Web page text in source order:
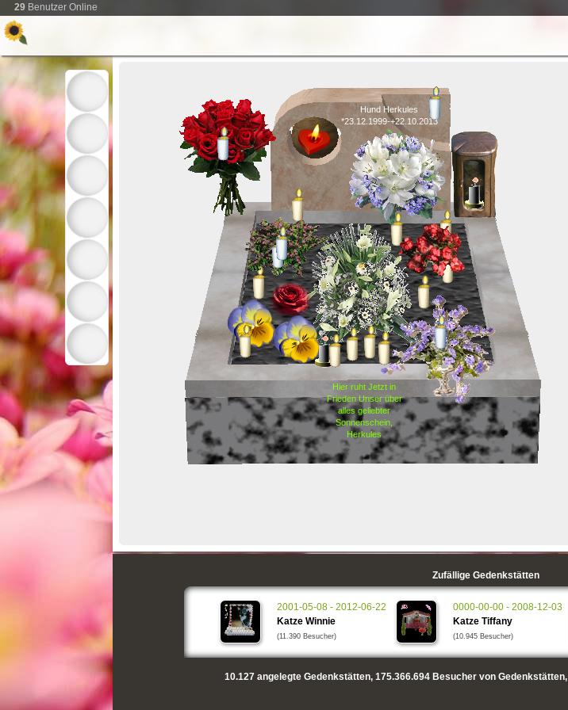
29 Benutzer Online
Hund Herkules
*23.12.1999-+22.10.2013
Hier ruht Jetzt in
Frieden Unser über
alles geliebter
Sonnenschein,
Herkules
Zufällige Gedenkstätten
2001-05-08 - 2012-06-22
Katze Winnie
(11.390 Besucher)
0000-00-00 - 2008-12-03
Katze Tiffany
(10.945 Besucher)
10.127angelegte Gedenkstätten, 175.366.694Besucher von Gedenkstätten,